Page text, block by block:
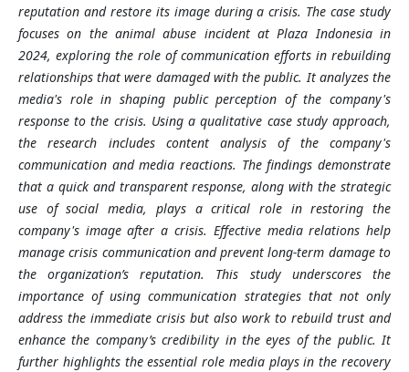
reputation and restore its image during a crisis. The case study
focuses on the animal abuse incident at Plaza Indonesia in
2024, exploring the role of communication efforts in rebuilding
relationships that were damaged with the public. It analyzes the
media's role in shaping public perception of the company's
response to the crisis. Using a qualitative case study approach,
the research includes content analysis of the company's
communication and media reactions. The findings demonstrate
that a quick and transparent response, along with the strategic
use of social media, plays a critical role in restoring the
company's image after a crisis. Effective media relations help
manage crisis communication and prevent long-term damage to
the organization’s reputation. This study underscores the
importance of using communication strategies that not only
address the immediate crisis but also work to rebuild trust and
enhance the company’s credibility in the eyes of the public. It
further highlights the essential role media plays in the recovery